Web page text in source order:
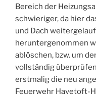
Bereich der
schwieriger, da hier
und Dach
heruntergenommen
ablöschen, bzw. um
vollständig
erstmalig die neu
Feuerwehr Havetoft-